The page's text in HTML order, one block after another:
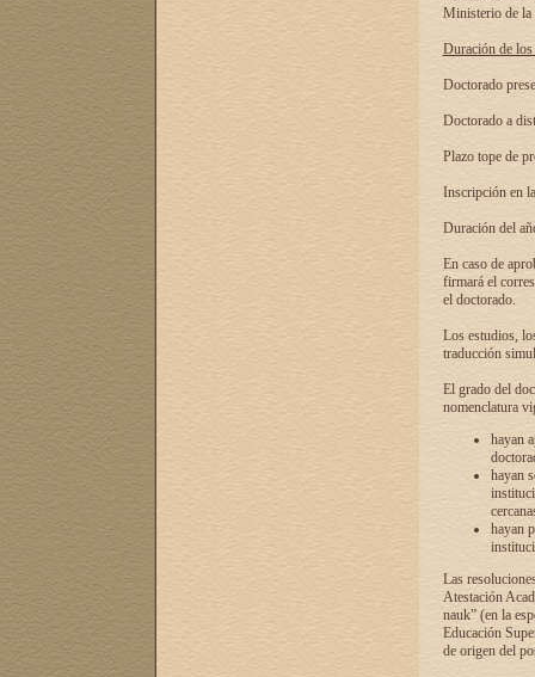
Ministerio de la
Duración de
Doctorado
Doctorado a
Plazo tope de
Inscripción en
Duración del
En caso de
firmará el
el doctorado.
Los estudios,
traducción
El grado del
nomenclatura
hayan
hayan
hayan
Las
Atestación
nauk” (en la
Educación
de origen del